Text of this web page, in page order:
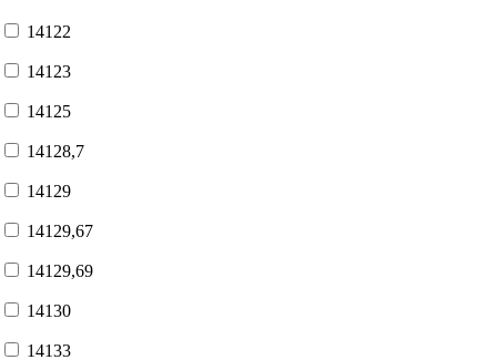
14122
14123
14125
14128,7
14129
14129,67
14129,69
14130
14133